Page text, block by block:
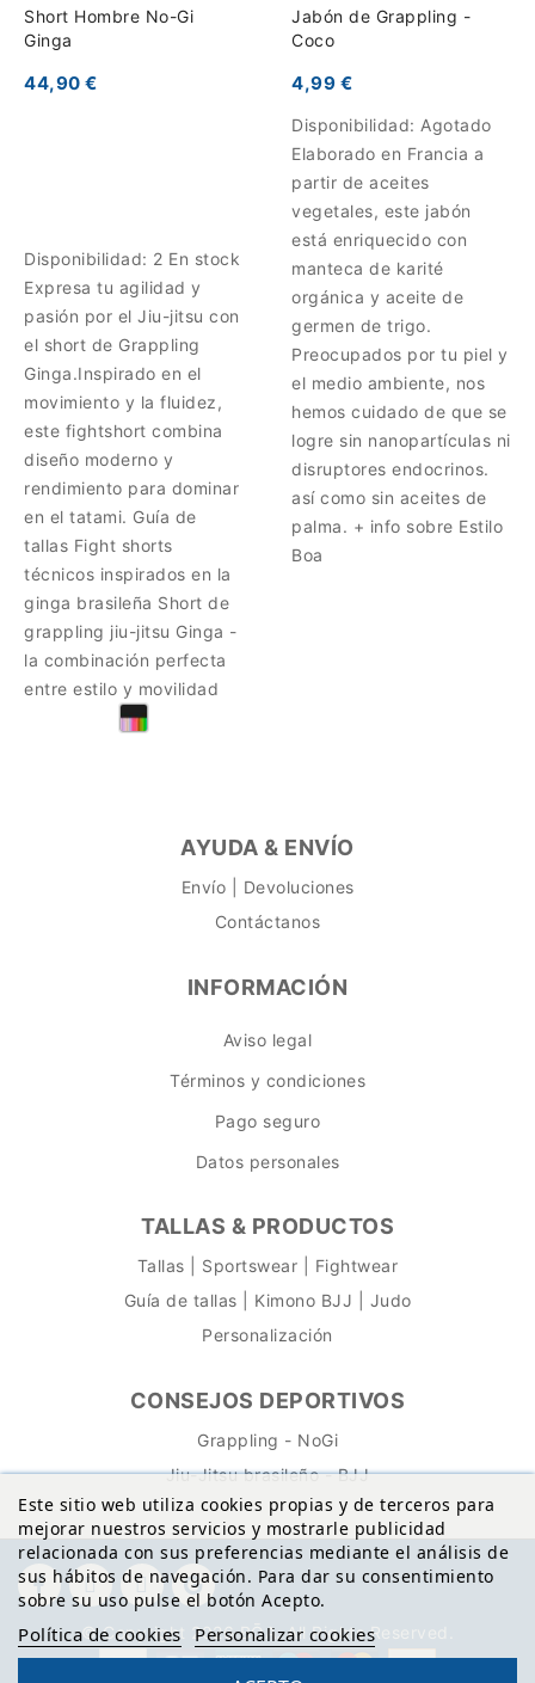
Short Hombre No-Gi
Ginga
44,90 €
Disponibilidad: 2 En stock
Expresa tu agilidad y
pasión por el Jiu-jitsu con
el short de Grappling
Ginga.Inspirado en el
movimiento y la fluidez,
este fightshort combina
diseño moderno y
rendimiento para dominar
en el tatami. Guía de
tallas Fight shorts
técnicos inspirados en la
ginga brasileña Short de
grappling jiu-jitsu Ginga -
la combinación perfecta
entre estilo y movilidad
Jabón de Grappling -
Coco
4,99 €
Disponibilidad: Agotado
Elaborado en Francia a
partir de aceites
vegetales, este jabón
está enriquecido con
manteca de karité
orgánica y aceite de
germen de trigo.
Preocupados por tu piel y
el medio ambiente, nos
hemos cuidado de que se
logre sin nanopartículas ni
disruptores endocrinos.
así como sin aceites de
palma. + info sobre Estilo
Boa
AYUDA & ENVÍO
Envío | Devoluciones
Contáctanos
INFORMACIÓN
Aviso legal
Términos y condiciones
Pago seguro
Datos personales
TALLAS & PRODUCTOS
Tallas | Sportswear | Fightwear
Guía de tallas | Kimono BJJ | Judo
Personalización
CONSEJOS DEPORTIVOS
Grappling - NoGi
Jiu-Jitsu brasileño - BJJ
Este sitio web utiliza cookies propias y de terceros para
mejorar nuestros servicios y mostrarle publicidad
relacionada con sus preferencias mediante el análisis de
sus hábitos de navegación. Para dar su consentimiento
sobre su uso pulse el botón Acepto.
Política de cookies Personalizar cookies
© Copyright 2026 BŌA. All Rights Reserved.